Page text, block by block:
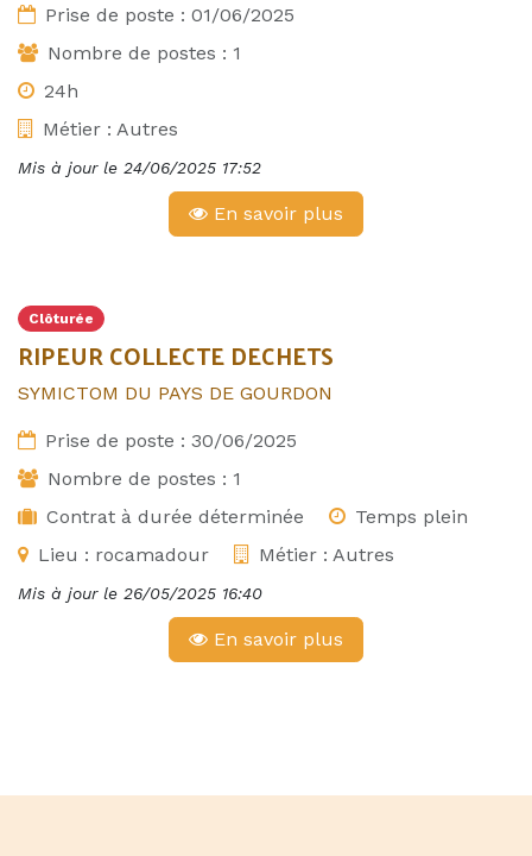
Prise de poste : 01/06/2025
Nombre de postes : 1
24h
Métier : Autres
Mis à jour le 24/06/2025 17:52
En savoir plus
Clôturée
RIPEUR COLLECTE DECHETS
SYMICTOM DU PAYS DE GOURDON
Prise de poste : 30/06/2025
Nombre de postes : 1
Contrat à durée déterminée
Temps plein
Lieu : rocamadour Métier : Autres
Mis à jour le 26/05/2025 16:40
En savoir plus